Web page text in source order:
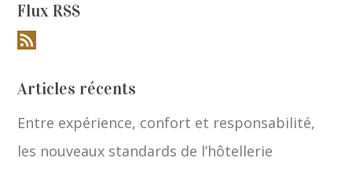
Flux RSS
Articles récents
Entre expérience, confort et responsabilité,
les nouveaux standards de l’hôtellerie